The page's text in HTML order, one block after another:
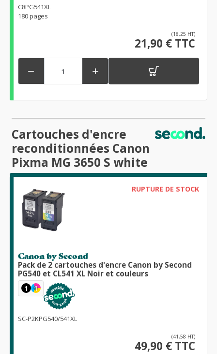
C8PG541XL
180 pages
(18,25 HT)
21,90 € TTC
 
Cartouches d'encre
reconditionnées Canon
Pixma MG 3650 S white
RUPTURE DE STOCK
Canon by Second
Pack de 2 cartouches d'encre Canon by Second
PG540 et CL541 XL Noir et couleurs
1 1
SC-P2KPG540/541XL
(41,58 HT)
49,90 € TTC